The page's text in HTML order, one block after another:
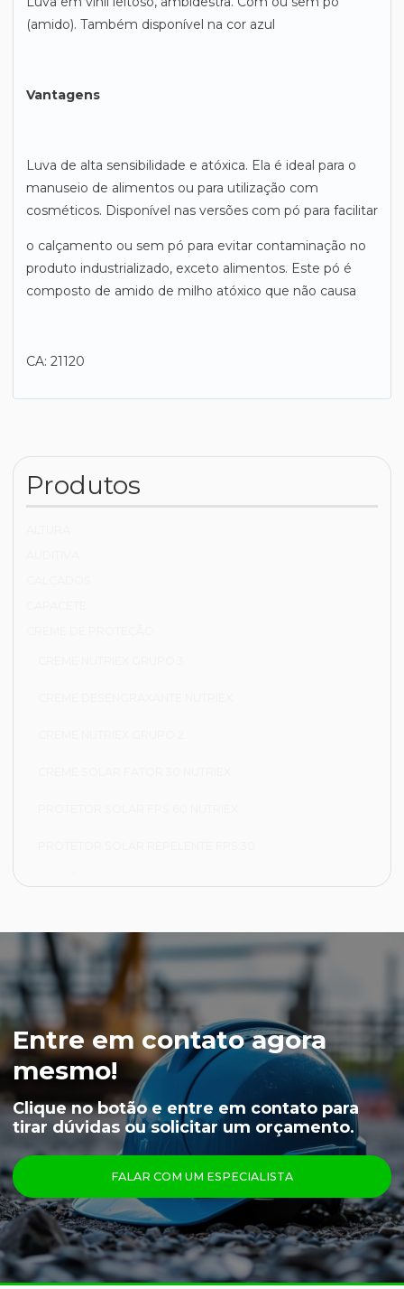
(amido). Também disponível na cor azul
Vantagens
Luva de alta sensibilidade e atóxica. Ela é ideal para o
manuseio de alimentos ou para utilização com
cosméticos. Disponível nas versões com pó para facilitar
o calçamento ou sem pó para evitar contaminação no
produto industrializado, exceto alimentos. Este pó é
composto de amido de milho atóxico que não causa
CA: 21120
Produtos
JAPONA FRIGORÍFICA
LUVA NYLON PARA CAMARA FRIA
LUVA VAQUETA TÉRMICA
MEIÃO EM LÃ PARA CAMARA FRIA
CAPUZ PARA CAMARA FRIA
LUVAS
ÓCULOS
PRINCIPAIS PRODUTOS
CALÇA FRIGORÍFICA
CREME NUTRIEX GRUPO 3
GRAFATEX ARAMIDA 1511
Entre em contato agora
mesmo!
Clique no botão e entre em contato para
tirar dúvidas ou solicitar um orçamento.
FALAR COM UM ESPECIALISTA